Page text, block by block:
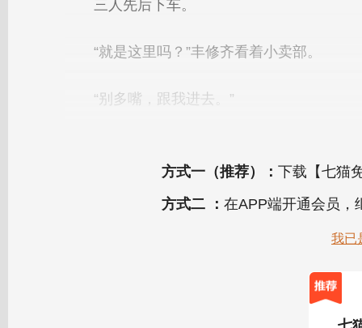
方式一（推荐）： 下载【七猫
方式二 ： 在APP端开通会员，
我已